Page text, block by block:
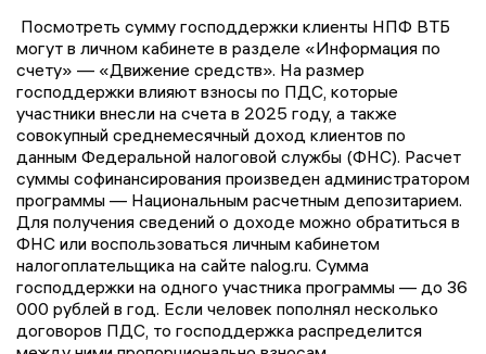
Посмотреть сумму господдержки клиенты НПФ ВТБ
могут в личном кабинете в разделе «Информация по
счету» — «Движение средств». На размер
господдержки влияют взносы по ПДС, которые
участники внесли на счета в 2025 году, а также
совокупный среднемесячный доход клиентов по
данным Федеральной налоговой службы (ФНС). Расчет
суммы софинансирования произведен администратором
программы — Национальным расчетным депозитарием.
Для получения сведений о доходе можно обратиться в
ФНС или воспользоваться личным кабинетом
налогоплательщика на сайте nalog.ru. Сумма
господдержки на одного участника программы — до 36
000 рублей в год. Если человек пополнял несколько
договоров ПДС, то господдержка распределится